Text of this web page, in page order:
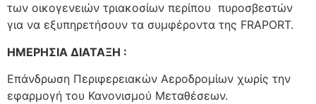
των οικογενειών τριακοσίων περίπου πυροσβεστών
για να εξυπηρετήσουν τα συμφέροντα της FRAPORT.
ΗΜΕΡΗΣΙΑ ΔΙΑΤΑΞΗ :
Επάνδρωση Περιφερειακών Αεροδρομίων χωρίς την
εφαρμογή του Κανονισμού Μεταθέσεων.